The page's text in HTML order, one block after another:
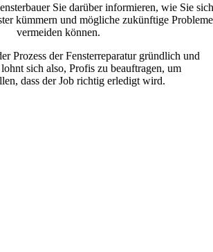
Sie darüber informieren, wie Sie sich
kümmern und mögliche zukünftige Probleme
vermeiden können.
Prozess der Fensterreparatur gründlich und
sich also, Profis zu beauftragen, um
dass der Job richtig erledigt wird.